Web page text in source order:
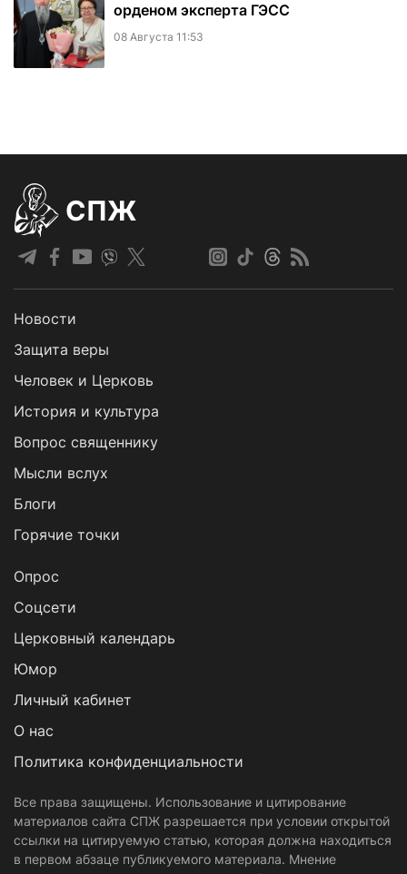
орденом эксперта ГЭСС
08 Августа 11:53
СПЖ
Новости
Защита веры
Человек и Церковь
История и культура
Вопрос священнику
Мысли вслух
Блоги
Горячие точки
Опрос
Cоцсети
Церковный календарь
Юмор
Личный кабинет
О нас
Политика конфиденциальности
Все права защищены. Использование и цитирование
материалов сайта СПЖ разрешается при условии открытой
ссылки на цитируемую статью, которая должна находиться
в первом абзаце публикуемого материала. Мнение